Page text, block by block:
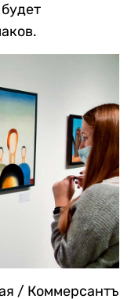
/ Коммерсантъ